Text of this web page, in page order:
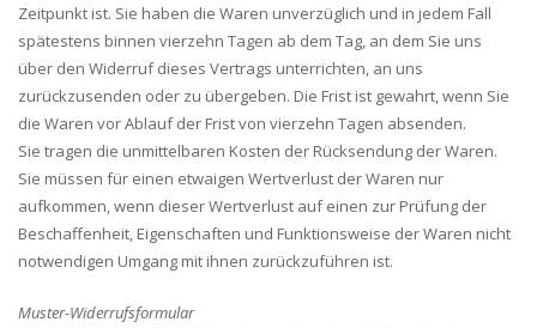
Zeitpunkt ist. Sie haben die Waren unverzüglich und in jedem Fall
spätestens binnen vierzehn Tagen ab dem Tag, an dem Sie uns
über den Widerruf dieses Vertrags unterrichten, an uns
zurückzusenden oder zu übergeben. Die Frist ist gewahrt, wenn Sie
die Waren vor Ablauf der Frist von vierzehn Tagen absenden.
Sie tragen die unmittelbaren Kosten der Rücksendung der Waren.
Sie müssen für einen etwaigen Wertverlust der Waren nur
aufkommen, wenn dieser Wertverlust auf einen zur Prüfung der
Beschaffenheit, Eigenschaften und Funktionsweise der Waren nicht
notwendigen Umgang mit ihnen zurückzuführen ist.
Muster-Widerrufsformular